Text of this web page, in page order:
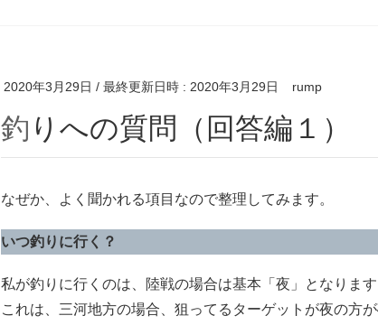
2020年3月29日 / 最終更新日時 : 2020年3月29日 rump
釣りへの質問（回答編１）
なぜか、よく聞かれる項目なので整理してみます。
いつ釣りに行く？
私が釣りに行くのは、陸戦の場合は基本「夜」となります
これは、三河地方の場合、狙ってるターゲットが夜の方